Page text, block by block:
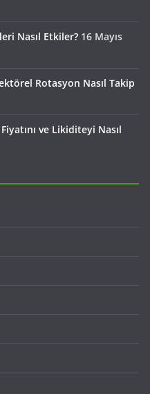
Nasıl Etkiler? 16 Mayıs
Rotasyon Nasıl Takip
ve Likiditeyi Nasıl